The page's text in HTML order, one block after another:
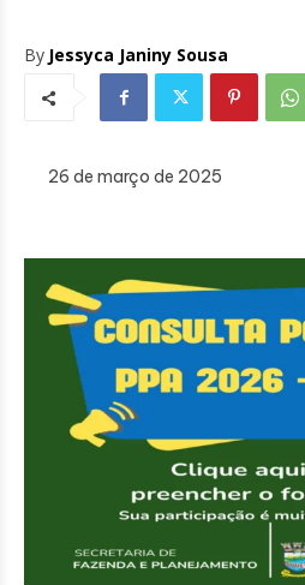
By Jessyca Janiny Sousa
26 de março de 2025